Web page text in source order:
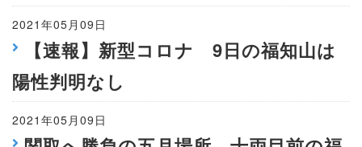
2021年05月09日
【速報】新型コロナ 9日の福知山は
陽性判明なし
2021年05月09日